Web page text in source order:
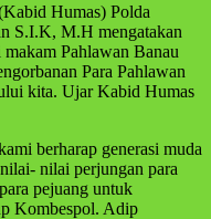
Humas) Polda
S.I.K, M.H mengatakan
Pahlawan Banau
Para Pahlawan
kita. Ujar Kabid Humas
berharap generasi muda
nilai perjungan para
pejuang untuk
Kombespol. Adip